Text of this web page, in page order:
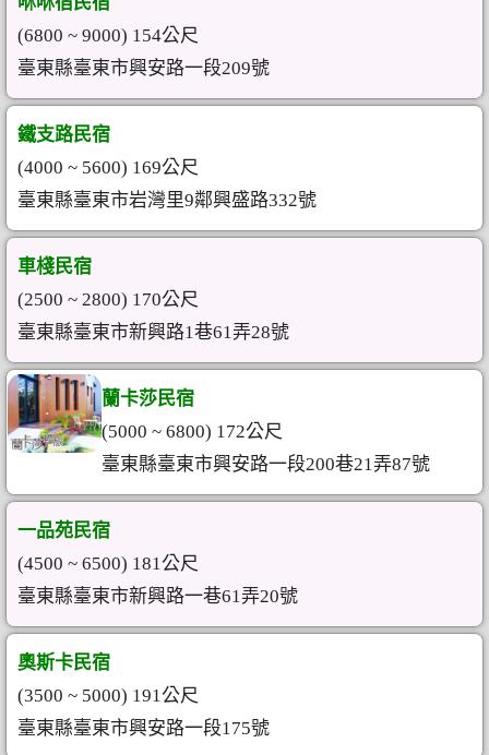
(6800 ~ 9000) 154公尺
臺東縣臺東市興安路一段209號
鐵支路民宿
(4000 ~ 5600) 169公尺
臺東縣臺東市岩灣里9鄰興盛路332號
車棧民宿
(2500 ~ 2800) 170公尺
臺東縣臺東市新興路1巷61弄28號
蘭卡莎民宿
(5000 ~ 6800) 172公尺
臺東縣臺東市興安路一段200巷21弄87號
一品苑民宿
(4500 ~ 6500) 181公尺
臺東縣臺東市新興路一巷61弄20號
奧斯卡民宿
(3500 ~ 5000) 191公尺
臺東縣臺東市興安路一段175號